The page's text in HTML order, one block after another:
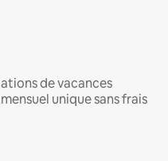
de vacances
unique sans frais